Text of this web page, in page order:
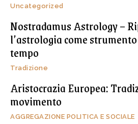
Uncategorized
Nostradamus Astrology –
l’astrologia come
tempo
Tradizione
Aristocrazia Europea:
movimento
AGGREGAZIONE POLITICA E SOCIALE